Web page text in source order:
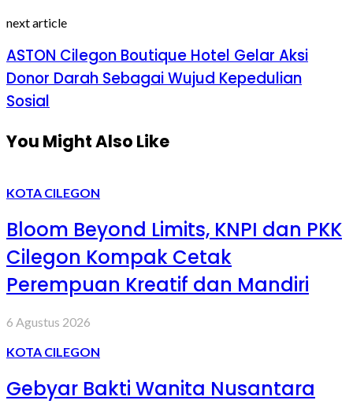
next article
ASTON Cilegon Boutique Hotel Gelar Aksi
Donor Darah Sebagai Wujud Kepedulian
Sosial
You Might Also Like
KOTA CILEGON
Bloom Beyond Limits, KNPI dan PKK
Cilegon Kompak Cetak
Perempuan Kreatif dan Mandiri
6 Agustus 2026
KOTA CILEGON
Gebyar Bakti Wanita Nusantara